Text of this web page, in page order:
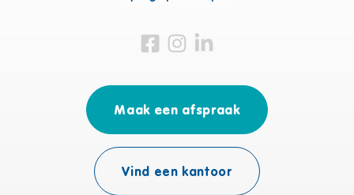
Bezoek ons op Facebook
Bezoek ons op Instagram
Bezoek ons op Linkedin
Maak een afspraak
Vind een kantoor